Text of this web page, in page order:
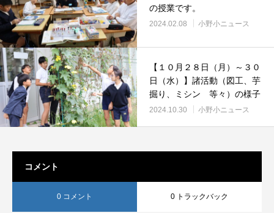
の授業です。
2024.02.08 小野小ニュース
【１０月２８日（月）～３０
日（水）】諸活動（図工、芋
掘り、ミシン 等々）の様子
2024.10.30 小野小ニュース
コメント
0 コメント 0 トラックバック